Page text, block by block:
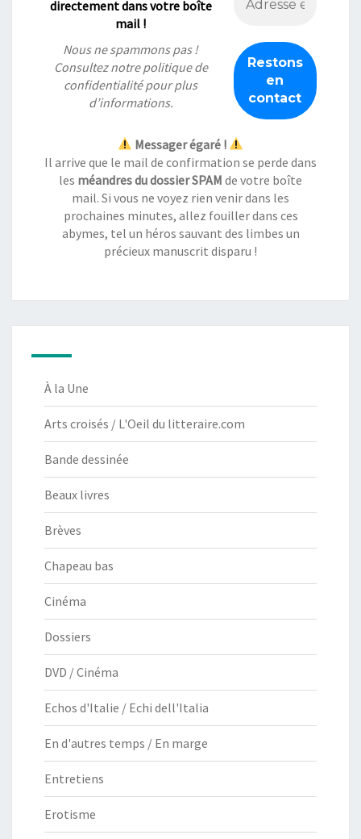
directement dans votre boîte
mail !
Nous ne spammons pas !
Consultez notrepolitique de
confidentialitépour plus
d’informations.
Messager égaré !
Il arrive que le mail de confirmation se perde dans
les méandres du dossier SPAM de votre boîte
mail. Si vous ne voyez rien venir dans les
prochaines minutes, allez fouiller dans ces
abymes, tel un héros sauvant des limbes un
précieux manuscrit disparu !
À la Une
Arts croisés / L'Oeil du litteraire.com
Bande dessinée
Beaux livres
Brèves
Chapeau bas
Cinéma
Dossiers
DVD / Cinéma
Echos d'Italie / Echi dell'Italia
En d'autres temps / En marge
Entretiens
Erotisme